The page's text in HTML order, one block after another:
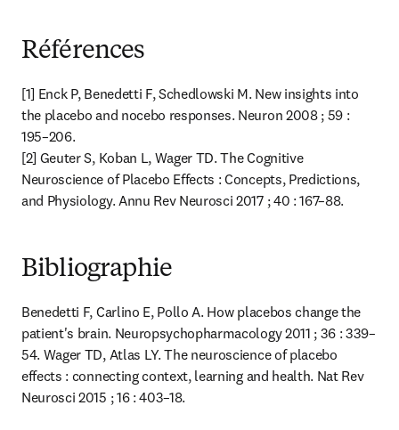
Références
[1] Enck P, Benedetti F, Schedlowski M. New insights into
the placebo and nocebo responses. Neuron 2008 ; 59 :
195–206.
[2] Geuter S, Koban L, Wager TD. The Cognitive
Neuroscience of Placebo Effects : Concepts, Predictions,
and Physiology. Annu Rev Neurosci 2017 ; 40 : 167–88.
Bibliographie
Benedetti F, Carlino E, Pollo A. How placebos change the
patient's brain. Neuropsychopharmacology 2011 ; 36 : 339–
54. Wager TD, Atlas LY. The neuroscience of placebo
effects : connecting context, learning and health. Nat Rev
Neurosci 2015 ; 16 : 403–18.